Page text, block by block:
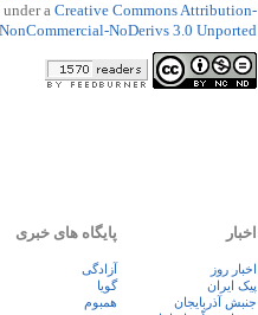
a Creative Commons Attribution-
NonCommercial-NoDerivs 3.0 Unported
اخبار
اخبار روز
پيک ايران
جنبش آذربایجان
پایگاه های خبری
آزادگی
گویا
همبوم